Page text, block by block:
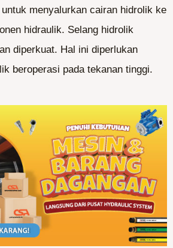
menyalurkan cairan hidrolik ke
hidraulik. Selang hidrolik
diperkuat. Hal ini diperlukan
beroperasi pada tekanan tinggi.